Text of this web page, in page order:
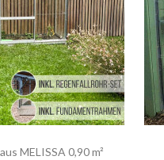
MELISSA 0,90 m²